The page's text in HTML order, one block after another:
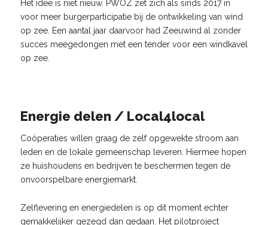
Het idee is niet nieuw. PWOZ zet zich als sinds 2017 in
voor meer burgerparticipatie bij de ontwikkeling van wind
op zee. Een aantal jaar daarvoor had Zeeuwind al zonder
succes meegedongen met een tender voor een windkavel
op zee.
Energie delen / Local4local
Coöperaties willen graag de zelf opgewekte stroom aan
leden en de lokale gemeenschap leveren. Hiermee hopen
ze huishoudens en bedrijven te beschermen tegen de
onvoorspelbare energiemarkt.
Zelflevering en energiedelen is op dit moment echter
gemakkelijker gezegd dan gedaan. Het pilotproject